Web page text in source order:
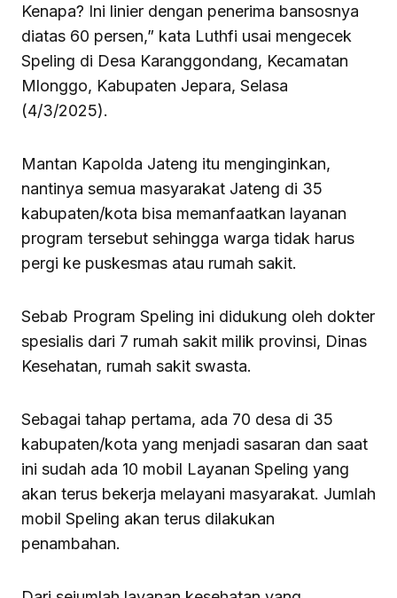
Kenapa? Ini linier dengan penerima bansosnya
diatas 60 persen,” kata Luthfi usai mengecek
Speling di Desa Karanggondang, Kecamatan
Mlonggo, Kabupaten Jepara, Selasa
(4/3/2025).
Mantan Kapolda Jateng itu menginginkan,
nantinya semua masyarakat Jateng di 35
kabupaten/kota bisa memanfaatkan layanan
program tersebut sehingga warga tidak harus
pergi ke puskesmas atau rumah sakit.
Sebab Program Speling ini didukung oleh dokter
spesialis dari 7 rumah sakit milik provinsi, Dinas
Kesehatan, rumah sakit swasta.
Sebagai tahap pertama, ada 70 desa di 35
kabupaten/kota yang menjadi sasaran dan saat
ini sudah ada 10 mobil Layanan Speling yang
akan terus bekerja melayani masyarakat. Jumlah
mobil Speling akan terus dilakukan
penambahan.